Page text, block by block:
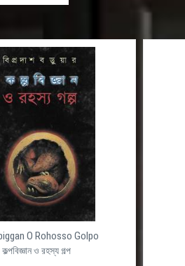
O Rohosso Golpo
কল্পবিজ্ঞান ও রহস্য গল্প